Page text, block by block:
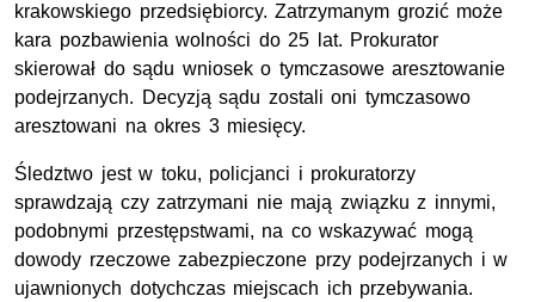
krakowskiego przedsiębiorcy. Zatrzymanym grozić może
kara pozbawienia wolności do 25 lat. Prokurator
skierował do sądu wniosek o tymczasowe aresztowanie
podejrzanych. Decyzją sądu zostali oni tymczasowo
aresztowani na okres 3 miesięcy.
Śledztwo jest w toku, policjanci i prokuratorzy
sprawdzają czy zatrzymani nie mają związku z innymi,
podobnymi przestępstwami, na co wskazywać mogą
dowody rzeczowe zabezpieczone przy podejrzanych i w
ujawnionych dotychczas miejscach ich przebywania.